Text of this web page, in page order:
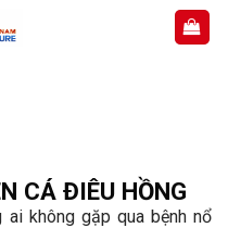
CÁ ĐIÊU HỒNG
không gặp qua bệnh nổ